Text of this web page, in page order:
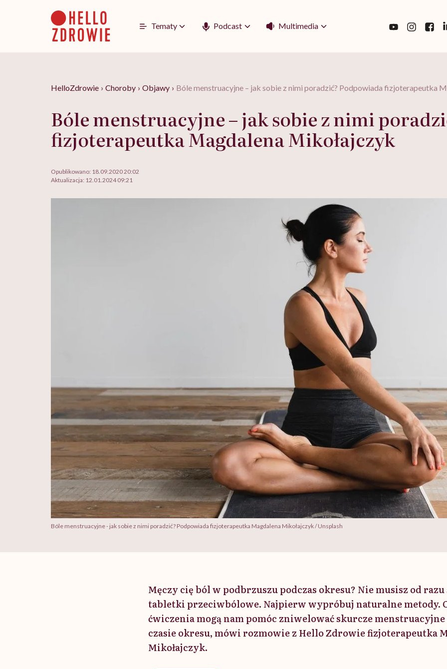
Tematy Podcast Multimedia
HelloZdrowie › Choroby › Objawy › Bóle menstruacyjne – jak sobie z nimi poradzić? Podpowiada fizjoterapeutka
Bóle menstruacyjne – jak sobie z nimi
fizjoterapeutka Magdalena Mikołajczyk
Opublikowano: 18.09.2020 20:02
Aktualizacja: 12.01.2024 09:21
Bóle menstruacyjne - jak sobie z nimi poradzić? Podpowiada fizjoterapeutka Magdalena Mikołajczyk / Unsplash
Męczy cię ból w podbrzuszu podczas okresu? Nie musisz od razu
tabletki przeciwbólowe. Najpierw wypróbuj naturalne metody.
ćwiczenia mogą nam pomóc zniwelować skurcze
czasie okresu, mówi rozmowie z Hello Zdrowie fizjoterapeutka
Mikołajczyk.